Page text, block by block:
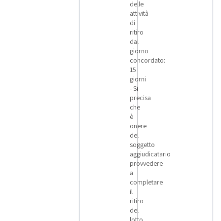
delle
attività
di
ritiro
dal
giorno
concordato:
15
giorni
- Si
precisa
che
è
onere
del
soggetto
aggiudicatario
provvedere
a
completare
il
ritiro
del